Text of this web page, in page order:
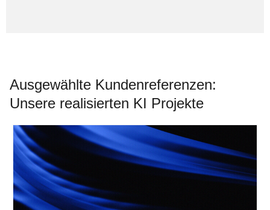
Ausgewählte Kundenreferenzen:
Unsere realisierten KI Projekte